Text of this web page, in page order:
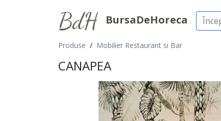
BursaDeHoreca
Produse / Mobilier Restaurant si Bar
CANAPEA